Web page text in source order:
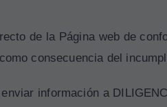
de la Página web de
consecuencia del
información a